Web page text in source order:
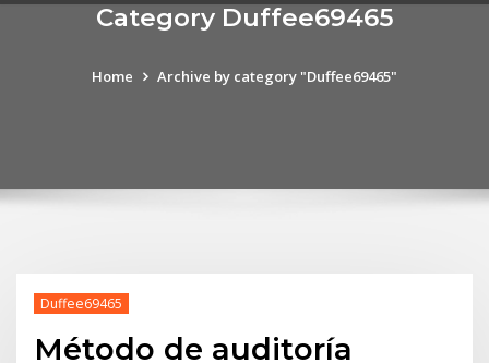
Category Duffee69465
Home Archive by category "Duffee69465"
Duffee69465
Método de auditoría